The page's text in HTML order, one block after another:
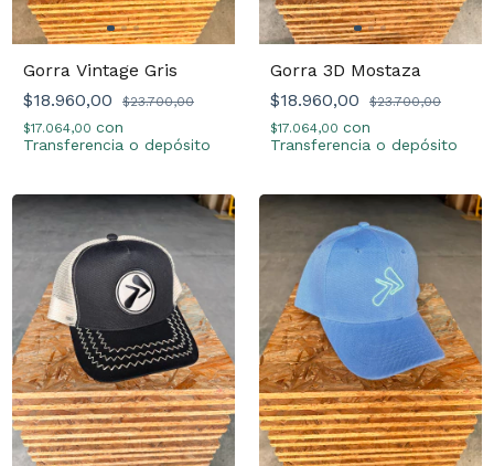
Gorra Vintage Gris
$18.960,00
$23.700,00
$17.064,00 con
Transferencia o depósito
Gorra 3D Mostaza
$18.960,00
$23.700,00
$17.064,00 con
Transferencia o depósito